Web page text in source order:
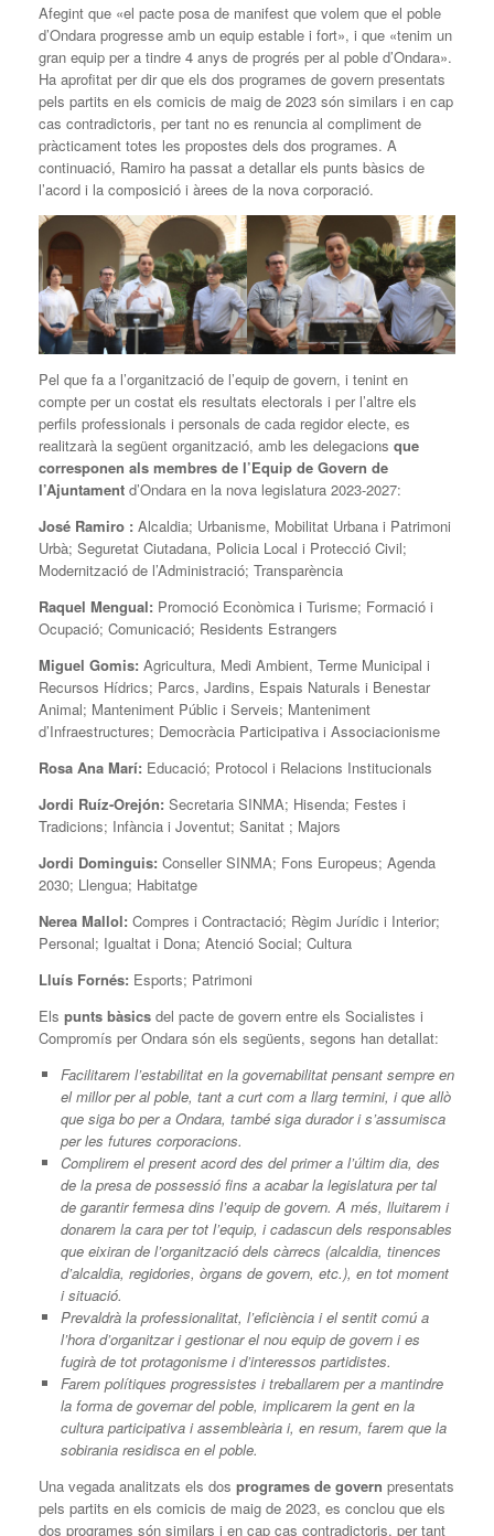
Afegint que «el pacte posa de manifest que volem que el poble
d’Ondara progresse amb un equip estable i fort», i que «tenim un
gran equip per a tindre 4 anys de progrés per al poble d’Ondara».
Ha aprofitat per dir que els dos programes de govern presentats
pels partits en els comicis de maig de 2023 són similars i en cap
cas contradictoris, per tant no es renuncia al compliment de
pràcticament totes les propostes dels dos programes. A
continuació, Ramiro ha passat a detallar els punts bàsics de
l’acord i la composició i àrees de la nova corporació.
Pel que fa a l’organització de l’equip de govern, i tenint en
compte per un costat els resultats electorals i per l’altre els
perfils professionals i personals de cada regidor electe, es
realitzarà la següent organització, amb les delegacions que
corresponen als membres de l’Equip de Govern de
l’Ajuntament d’Ondara en la nova legislatura 2023-2027:
José Ramiro : Alcaldia; Urbanisme, Mobilitat Urbana i Patrimoni
Urbà; Seguretat Ciutadana, Policia Local i Protecció Civil;
Modernització de l’Administració; Transparència
Raquel Mengual: Promoció Econòmica i Turisme; Formació i
Ocupació; Comunicació; Residents Estrangers
Miguel Gomis: Agricultura, Medi Ambient, Terme Municipal i
Recursos Hídrics; Parcs, Jardins, Espais Naturals i Benestar
Animal; Manteniment Públic i Serveis; Manteniment
d’Infraestructures; Democràcia Participativa i Associacionisme
Rosa Ana Marí: Educació; Protocol i Relacions Institucionals
Jordi Ruíz-Orejón: Secretaria SINMA; Hisenda; Festes i
Tradicions; Infància i Joventut; Sanitat ; Majors
Jordi Dominguis: Conseller SINMA; Fons Europeus; Agenda
2030; Llengua; Habitatge
Nerea Mallol: Compres i Contractació; Règim Jurídic i Interior;
Personal; Igualtat i Dona; Atenció Social; Cultura
Lluís Fornés: Esports; Patrimoni
Els punts bàsics del pacte de govern entre els Socialistes i
Compromís per Ondara són els següents, segons han detallat:
Facilitarem l’estabilitat en la governabilitat pensant sempre en
el millor per al poble, tant a curt com a llarg termini, i que allò
que siga bo per a Ondara, també siga durador i s’assumisca
per les futures corporacions.
Complirem el present acord des del primer a l’últim dia, des
de la presa de possessió fins a acabar la legislatura per tal
de garantir fermesa dins l’equip de govern. A més, lluitarem i
donarem la cara per tot l’equip, i cadascun dels responsables
que eixiran de l’organització dels càrrecs (alcaldia, tinences
d’alcaldia, regidories, òrgans de govern, etc.), en tot moment
i situació.
Prevaldrà la professionalitat, l’eficiència i el sentit comú a
l’hora d’organitzar i gestionar el nou equip de govern i es
fugirà de tot protagonisme i d’interessos partidistes.
Farem polítiques progressistes i treballarem per a mantindre
la forma de governar del poble, implicarem la gent en la
cultura participativa i assembleària i, en resum, farem que la
sobirania residisca en el poble.
Una vegada analitzats els dos programes de govern presentats
pels partits en els comicis de maig de 2023, es conclou que els
dos programes són similars i en cap cas contradictoris, per tant